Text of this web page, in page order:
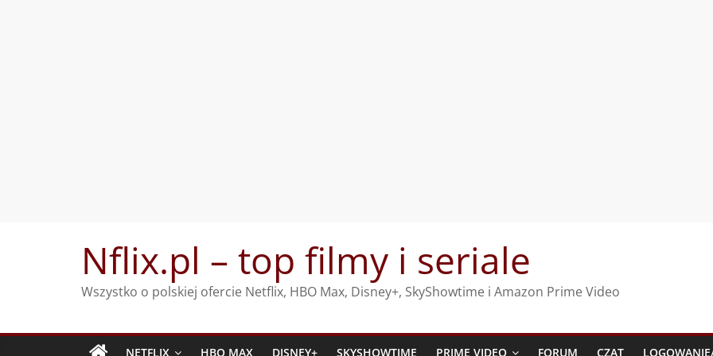
Nflix.pl – top filmy i seriale
Wszystko o polskiej ofercie Netflix, HBO Max, Disney+, SkyShowtime i Amazon Prime Video
NETFLIX HBO MAX DISNEY+ SKYSHOWTIME PRIME VIDEO FORUM CZAT